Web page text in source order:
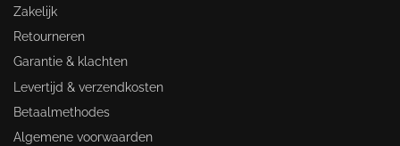
Zakelijk
Retourneren
Garantie & klachten
Levertijd & verzendkosten
Betaalmethodes
Algemene voorwaarden